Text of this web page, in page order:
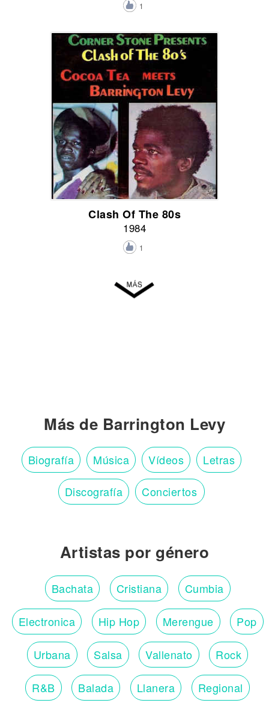
1
Clash Of The 80s
1984
1
Más de Barrington Levy
Biografía Música Vídeos Letras
Discografía Conciertos
Artistas por género
Bachata Cristiana Cumbia
Electronica Hip Hop Merengue Pop
Urbana Salsa Vallenato Rock
R&B Balada Llanera Regional